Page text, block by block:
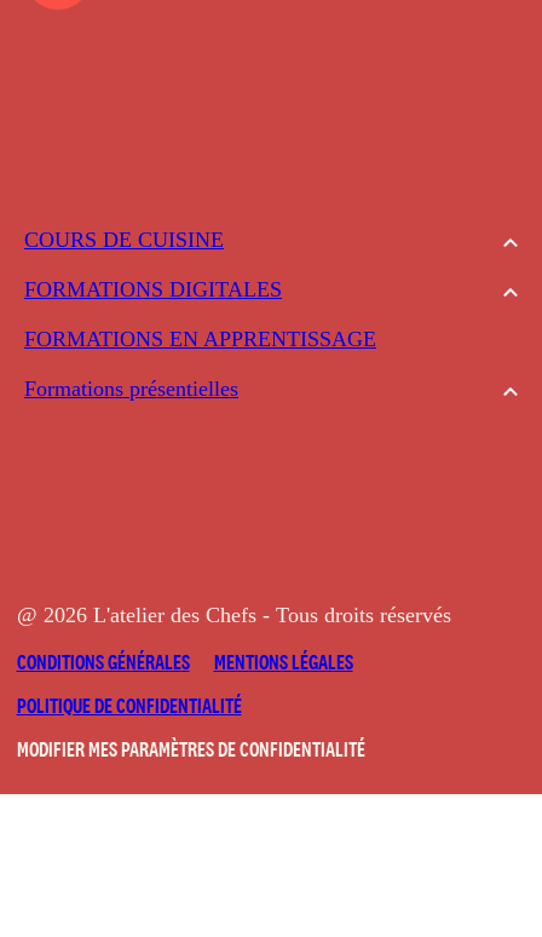
COURS DE CUISINE
FORMATIONS DIGITALES
FORMATIONS EN APPRENTISSAGE
Formations présentielles
@ 2026 L'atelier des Chefs - Tous droits réservés
CONDITIONS GÉNÉRALES
MENTIONS LÉGALES
POLITIQUE DE CONFIDENTIALITÉ
MODIFIER MES PARAMÈTRES DE CONFIDENTIALITÉ